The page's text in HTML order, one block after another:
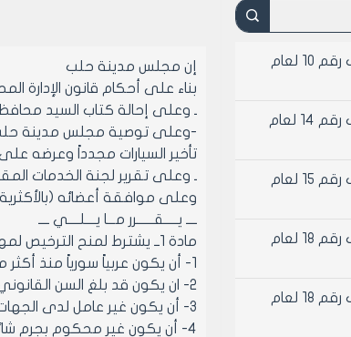
إن مجلس مدينة حلب
بناء على أحكام قانون الإدارة المحلية الصادر
ـ وعلى إحالة كتاب السيد محافظ
تأخير السيارات مجدداً وعرضه
ـ وعلى تقرير لجنة الخدمات المقدم
وعلى موافقة أعضائه (بالأكثرية) في جلسته
ــــ يـــــقــــــرر مـــا يــــلــــي ــــ
مادة 1ــ يشترط لمنح الترخيص لمهنة تأجير السيارات أن تتوفر لدى صاحب العلاقة الشروط التالية
1- أن يكون عربياً سورياً منذ أكثر من خمس سنوات.
2- ان يكون قد بلغ السن القانوني.
3- أن يكون غير عامل لدى الجهات العامة.
4- أن يكون غير محكوم بجرم شائن أو بجناية أو جنحة مخلة بالسمعة والثقة المهنية.
قرار مجلس مدينة حلب رقم 10 لعام
قرار مجلس مدينة حلب رقم 14 لعام
قرار مجلس مدينة حلب رقم 15 لعام
قرار مجلس مدينة حلب رقم 18 لعام
قرار مجلس مدينة حلب رقم 18 لعام